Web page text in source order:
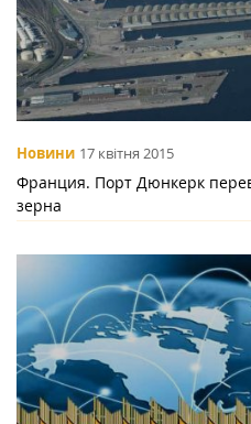
Новини 17 квітня 2015
Франция. Порт Дюнкерк
зерна